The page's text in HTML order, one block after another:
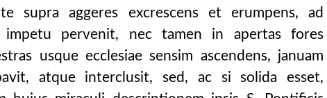
supra aggeres excrescens et erumpens, ad
impetu pervenit, nec tamen in apertas fores
usque ecclesiae sensim ascendens, januam
atque interclusit, sed, ac si solida esset,